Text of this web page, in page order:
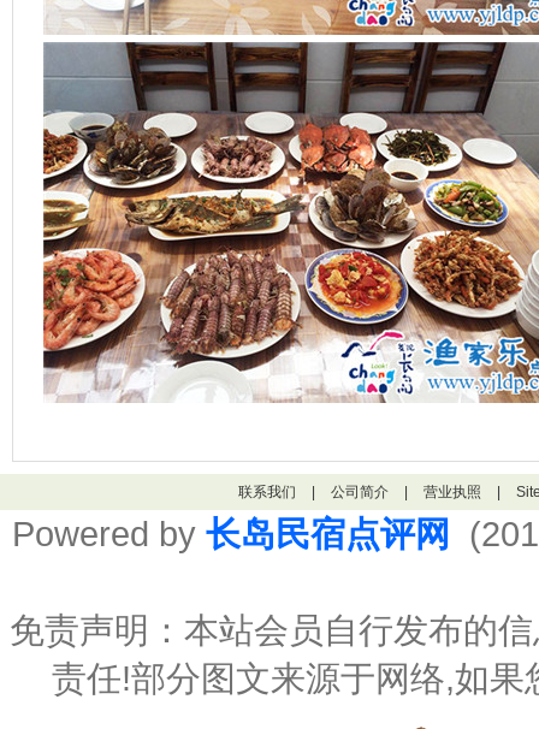
联系我们 公司简介 营业执照
Powered by 长岛民宿点评网
免责声明：本站会员自行发布的
责任!部分图文来源于网络,如